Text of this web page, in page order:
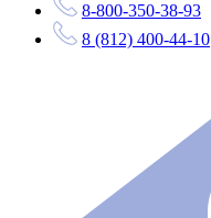
8-800-350-38-93
8 (812) 400-44-10